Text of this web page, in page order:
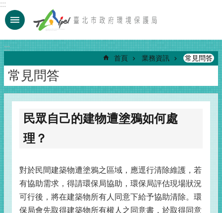
跳到主要內容區塊
:::
:::
首頁 業務資訊 常見問答
常見問答
民眾自己的建物遭塗鴉如何處
理？
對於民間建築物遭塗鴉之區域，應逕行清除維護，若
有協助需求，得請環保局協助，環保局評估現場狀況
可行後，將在建築物所有人同意下給予協助清除。環
保局會先取得建築物所有權人之同意書，於取得同意